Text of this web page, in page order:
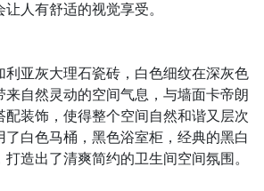
人有舒适的视觉享受。
利亚灰大理石瓷砖，白色细纹在深灰色
来自然灵动的空间气息，与墙面卡帝朗
配装饰，使得整个空间自然和谐又层次
了白色马桶，黑色浴室柜，经典的黑白
造出了清爽简约的卫生间空间氛围。